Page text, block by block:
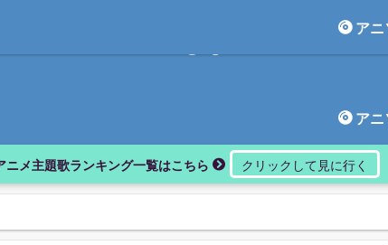
ア
ア
ニメ主題歌ランキング一覧はこちら